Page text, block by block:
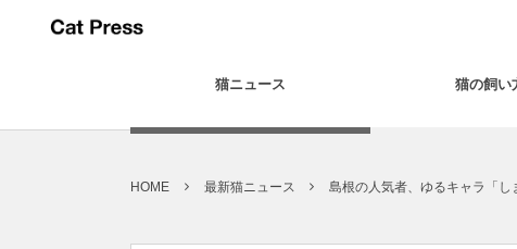
猫ニュース 猫の飼い
HOME 最新猫ニュース 島根の人気者、ゆるキャラ「